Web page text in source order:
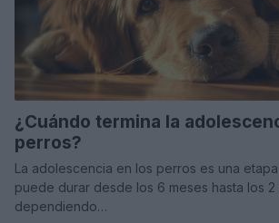
¿Cuándo termina la
perros?
La adolescencia en los perros es una
puede durar desde los 6 meses hasta los 2
dependiendo…